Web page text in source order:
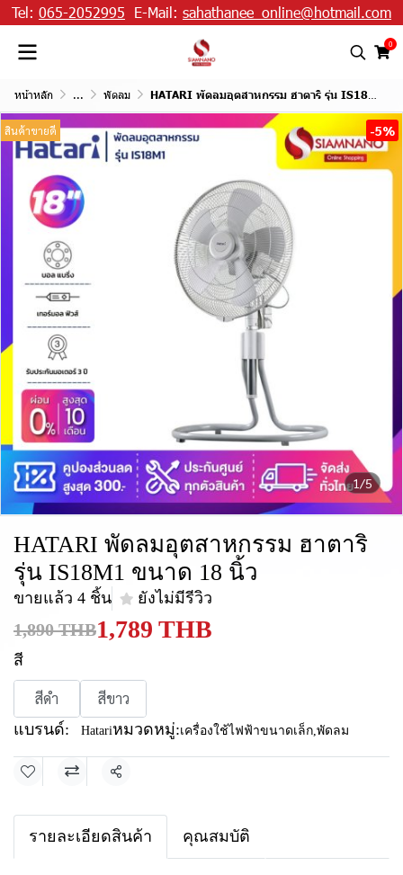
Tel: 065-2052995 E-Mail: sahathanee_online@hotmail.com
0
หน้าหลัก ... พัดลม HATARI พัดลมอุตสาหกรรม ฮาตาริ รุ่น IS18M1 ขนาด 18 นิ้ว
1/5
สินค้าขายดี -5%
HATARI พัดลมอุตสาหกรรม ฮาตาริ
รุ่น IS18M1 ขนาด 18 นิ้ว
ขายแล้ว 4 ชิ้น ยังไม่มีรีวิว
1,890 THB1,789 THB
สี
สีดำ สีขาว
แบรนด์: Hatariหมวดหมู่:เครื่องใช้ไฟฟ้าขนาดเล็ก,พัดลม
แชร์
รายละเอียดสินค้า คุณสมบัติ